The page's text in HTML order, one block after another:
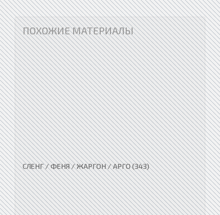
ПОХОЖИЕ МАТЕРИАЛЫ
СЛЕНГ / ФЕНЯ / ЖАРГОН / АРГО (343)